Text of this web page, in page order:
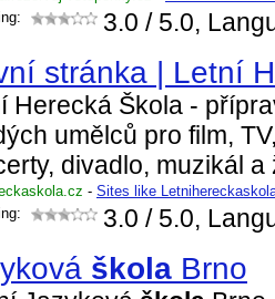
3.0 / 5.0,
stránka | Letní
Herecká Škola -
umělců pro film,
divadlo, muzikál
- Sites like
3.0 / 5.0,
škola Brno